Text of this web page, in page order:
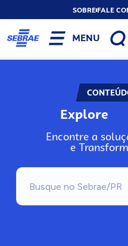
SOBREFALE
MENU
Explore
Encontre a
e